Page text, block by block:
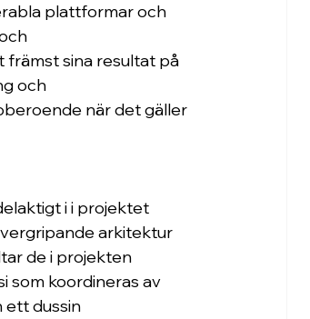
plattformar och
främst sina resultat på
och
när det gäller
i i projektet
arkitektur
de i projekten
som koordineras av
ett dussin